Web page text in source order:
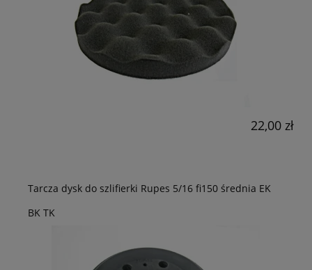
22,00 zł
Tarcza dysk do szlifierki Rupes 5/16 fi150 średnia EK
BK TK